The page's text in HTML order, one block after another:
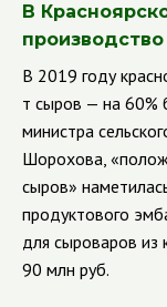
В
В 2019 году
т сыров — на 60%
министра
Шорохова,
сыров»
продуктового
для сыроваров из
90 млн руб.